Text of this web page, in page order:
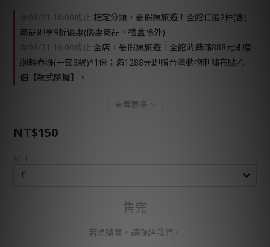
08/31 16:00截止 指定分類，暑假瘋旅遊！全館任選2件(含)
商品即享9折優惠(優惠商品、禮盒除外)
08/31 16:00截止 全店，暑假瘋旅遊！全館消費滿888元即贈
翻轉春聯(一套3款)*1份；滿1288元即贈台灣動物刺繡布貼乙
個【款式隨機】。
查看更多
NT$150
售完
若想購買，請聯絡我們。